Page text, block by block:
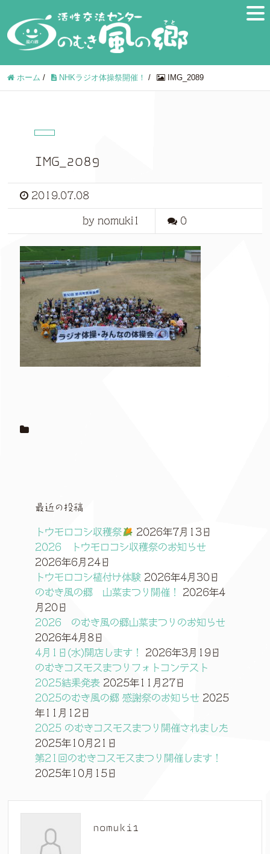
ホーム / NHKラジオ体操祭開催！ / IMG_2089
IMG_2089
2019.07.08
by nomuki1 0
最近の投稿
トウモロコシ収穫祭
2026年7月13日
2026 トウモロコシ収穫祭のお知らせ
2026年6月24日
トウモロコシ植付け体験 2026年4月30日
のむき風の郷 山菜まつり開催！
2026年4
月20日
2026 のむき風の郷山菜まつりのお知らせ
2026年4月8日
4月1日(水)開店します！
2026年3月19日
のむきコスモスまつりフォトコンテスト
2025結果発表 2025年11月27日
2025のむき風の郷 感謝祭のお知らせ 2025
年11月12日
2025 のむきコスモスまつり開催されました
2025年10月21日
第21回のむきコスモスまつり開催します！
2025年10月15日
nomuki1